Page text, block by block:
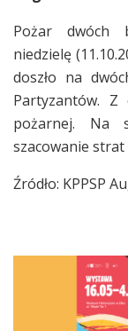
Pożar dwóch
niedzielę
doszło na
Partyzantów. Z
pożarnej. Na
szacowanie
Źródło: KPPSP